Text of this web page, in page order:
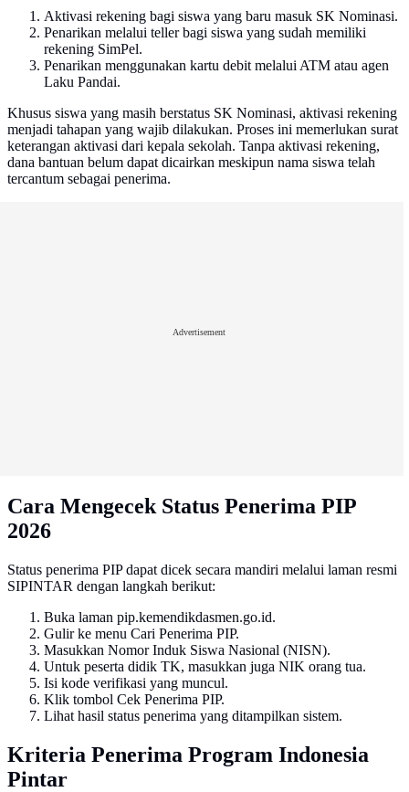
Aktivasi rekening bagi siswa yang baru masuk SK Nominasi.
Penarikan melalui teller bagi siswa yang sudah memiliki
rekening SimPel.
Penarikan menggunakan kartu debit melalui ATM atau agen
Laku Pandai.
Khusus siswa yang masih berstatus SK Nominasi, aktivasi rekening
menjadi tahapan yang wajib dilakukan. Proses ini memerlukan surat
keterangan aktivasi dari kepala sekolah. Tanpa aktivasi rekening,
dana bantuan belum dapat dicairkan meskipun nama siswa telah
tercantum sebagai penerima.
Advertisement
Cara Mengecek Status Penerima PIP
2026
Status penerima PIP dapat dicek secara mandiri melalui laman resmi
SIPINTAR dengan langkah berikut:
Buka laman pip.kemendikdasmen.go.id.
Gulir ke menu Cari Penerima PIP.
Masukkan Nomor Induk Siswa Nasional (NISN).
Untuk peserta didik TK, masukkan juga NIK orang tua.
Isi kode verifikasi yang muncul.
Klik tombol Cek Penerima PIP.
Lihat hasil status penerima yang ditampilkan sistem.
Kriteria Penerima Program Indonesia
Pintar